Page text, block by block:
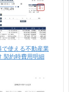
で使える不動産業
契約時費用明細